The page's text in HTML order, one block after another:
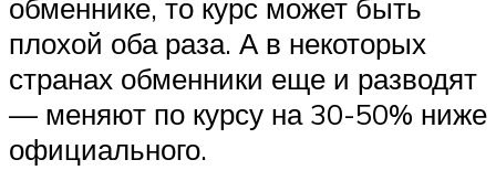
обменнике, то курс может быть
плохой оба раза. А в некоторых
странах обменники еще и разводят
— меняют по курсу на 30-50% ниже
официального.